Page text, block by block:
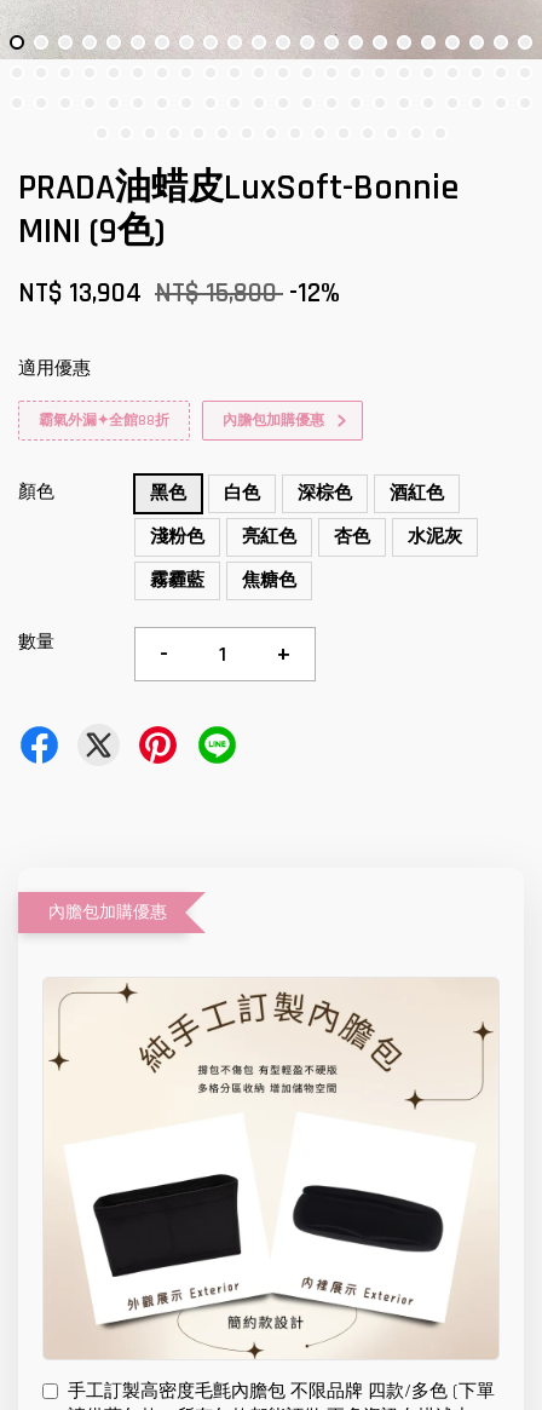
PRADA油蜡皮LuxSoft-Bonnie
MINI (9色)
NT$ 13,904 NT$ 15,800 -12%
適用優惠
霸氣外漏✦全館88折 內膽包加購優惠
顏色 黑色 白色 深棕色
酒紅色
淺粉色
亮紅色 杏色
水泥灰
霧霾藍
焦糖色
數量 - +
內膽包加購優惠
手工訂製高密度毛氈內膽包 不限品牌 四款/多色 (下單